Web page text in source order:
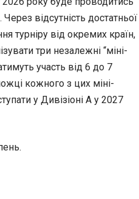
відсутність достатньої
турніру від окремих країн,
три незалежні “міні-
участь від 6 до 7
кожного з цих міні-
у Дивізіоні А у 2027